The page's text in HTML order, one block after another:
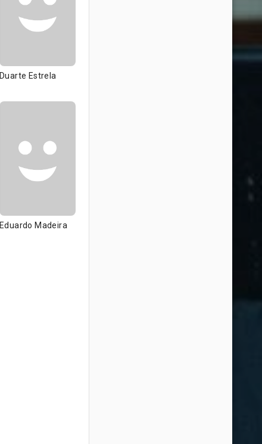
Duarte Estrela
Eduardo Madeira